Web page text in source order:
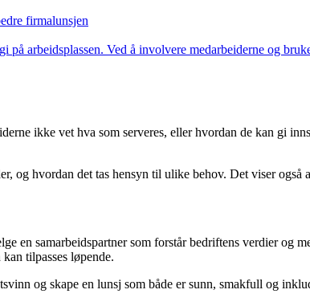
firmalunsjen
arbeidsplassen. Ved å involvere medarbeiderne og
ikke vet hva som serveres, eller hvordan de kan gi
og hvordan det tas hensyn til ulike behov. Det viser
en samarbeidspartner som forstår bedriftens verdier og
tilpasses løpende.
og skape en lunsj som både er sunn, smakfull og